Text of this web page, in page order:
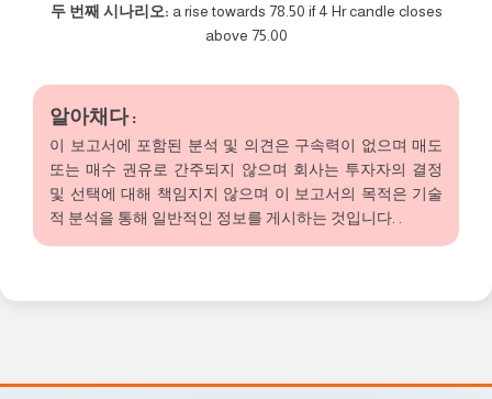
두 번째 시나리오: a rise towards 78.50 if 4 Hr candle closes
above 75.00
알아채다 :
이 보고서에 포함된 분석 및 의견은 구속력이 없으며 매도
또는 매수 권유로 간주되지 않으며 회사는 투자자의 결정
및 선택에 대해 책임지지 않으며 이 보고서의 목적은 기술
적 분석을 통해 일반적인 정보를 게시하는 것입니다. .